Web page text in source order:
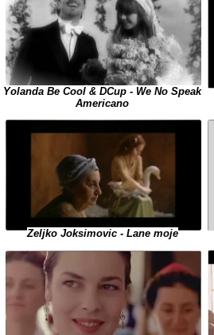
Yolanda Be Cool & DCup - We No Speak
Americano
Zeljko Joksimovic - Lane moje